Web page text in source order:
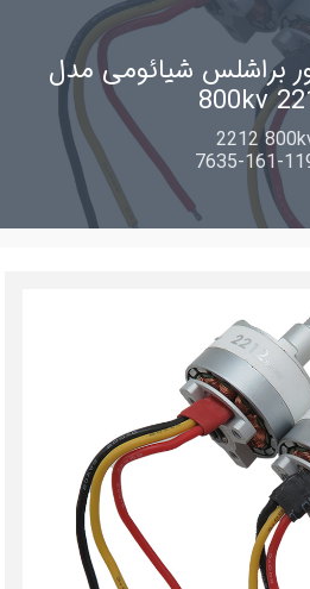
براشلس شیائومی مدل
2212
2212
7635-161-